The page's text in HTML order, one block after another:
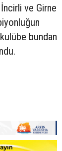
ve Girne
kulübe bundan